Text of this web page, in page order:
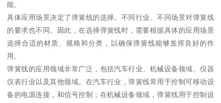
能。
具体应用场景决定了弹簧线的选择。不同行业、不同场景对弹簧线
的要求也不同。因此，在选择弹簧线时，需要根据具体的应用场景
选择合适的材质、规格和分类，以确保弹簧线能够发挥良好的作
用。
弹簧线的应用领域非常广泛，包括汽车行业、机械设备领域、仪器
仪表行业以及其他领域。在汽车行业，弹簧线常用于控制可移动设
备的电源连接，和信号控制；在机械设备领域，弹簧线用于控制设